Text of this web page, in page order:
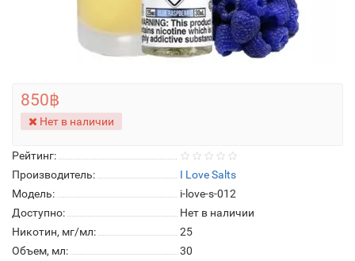
Рейтинг:
Производитель:
I Love Salts
Модель:
i-love-s-012
Доступно:
Нет в наличии
Никотин, мг/мл:
25
Объем, мл:
30
850฿
Нет в наличии